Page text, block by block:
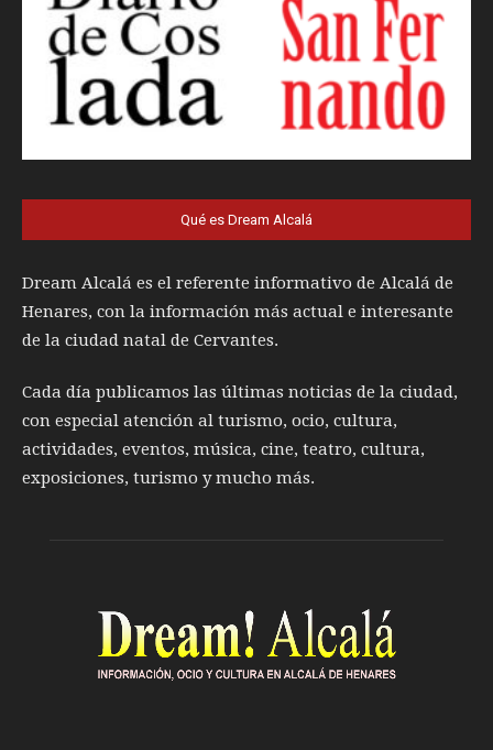
Qué es Dream Alcalá
Dream Alcalá es el referente informativo de Alcalá de
Henares, con la información más actual e interesante
de la ciudad natal de Cervantes.
Cada día publicamos las últimas noticias de la ciudad,
con especial atención al turismo, ocio, cultura,
actividades, eventos, música, cine, teatro, cultura,
exposiciones, turismo y mucho más.